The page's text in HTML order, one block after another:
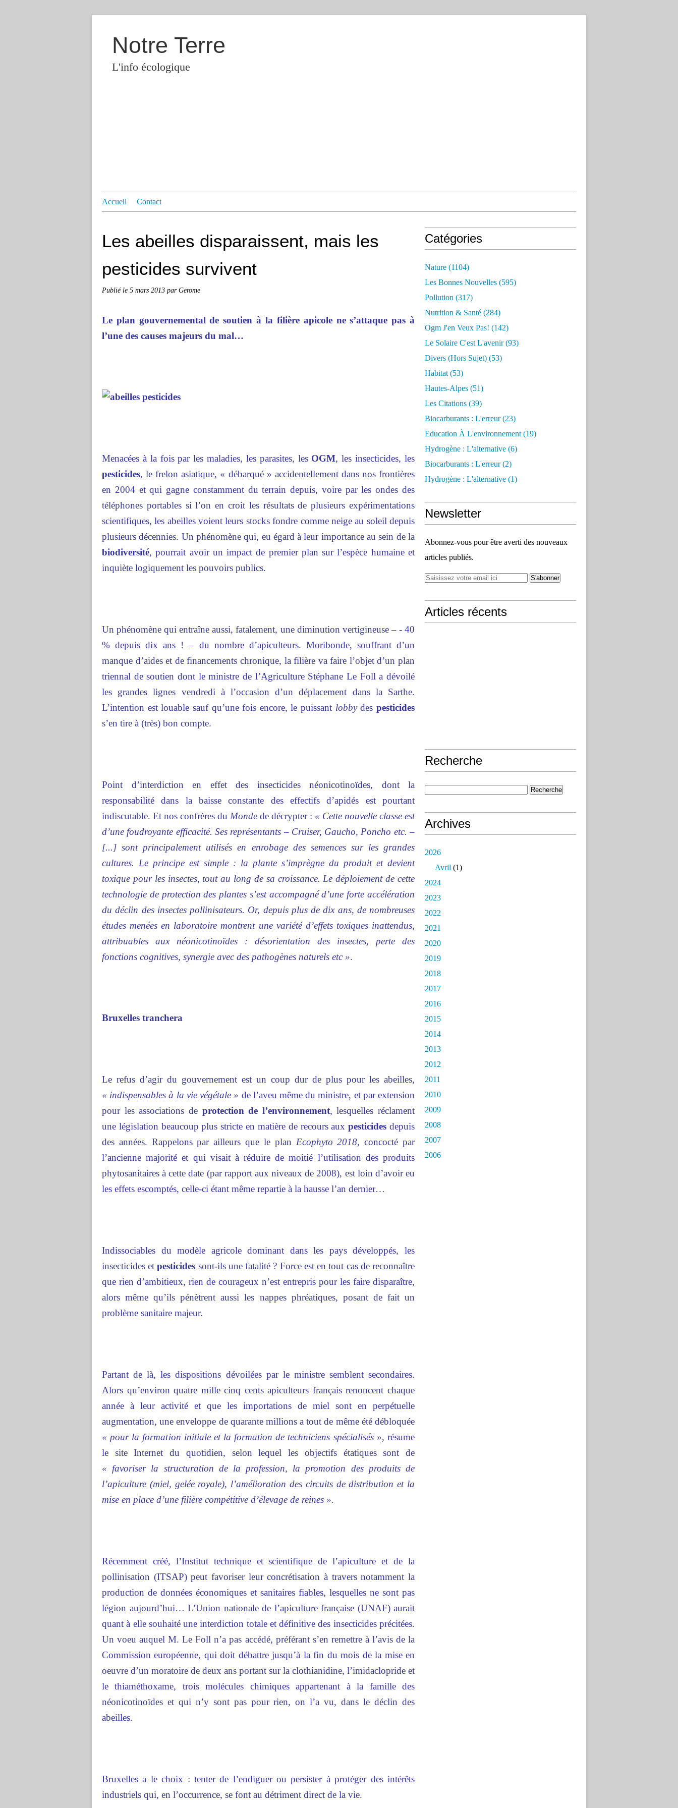
Notre Terre
L'info écologique
Accueil Contact
Les abeilles disparaissent, mais les
pesticides survivent
Publié le 5 mars 2013 par Gerome
Le plan gouvernemental de soutien à la filière apicole ne s’attaque pas à
l’une des causes majeurs du mal…
Menacées à la fois par les maladies, les parasites, les OGM, les insecticides, les
pesticides, le frelon asiatique, « débarqué » accidentellement dans nos frontières
en 2004 et qui gagne constamment du terrain depuis, voire par les ondes des
téléphones portables si l’on en croit les résultats de plusieurs expérimentations
scientifiques, les abeilles voient leurs stocks fondre comme neige au soleil depuis
plusieurs décennies. Un phénomène qui, eu égard à leur importance au sein de la
biodiversité, pourrait avoir un impact de premier plan sur l’espèce humaine et
inquiète logiquement les pouvoirs publics.
Un phénomène qui entraîne aussi, fatalement, une diminution vertigineuse – - 40
% depuis dix ans ! – du nombre d’apiculteurs. Moribonde, souffrant d’un
manque d’aides et de financements chronique, la filière va faire l’objet d’un plan
triennal de soutien dont le ministre de l’Agriculture Stéphane Le Foll a dévoilé
les grandes lignes vendredi à l’occasion d’un déplacement dans la Sarthe.
L’intention est louable sauf qu’une fois encore, le puissant lobbydespesticides
s’en tire à (très) bon compte.
Point d’interdiction en effet des insecticides néonicotinoïdes, dont la
responsabilité dans la baisse constante des effectifs d’apidés est pourtant
indiscutable. Et nos confrères du Monde de décrypter : « Cette nouvelle classe est
d’une foudroyante efficacité. Ses représentants – Cruiser, Gaucho, Poncho etc. –
[...] sont principalement utilisés en enrobage des semences sur les grandes
cultures. Le principe est simple : la plante s’imprègne du produit et devient
toxique pour les insectes, tout au long de sa croissance. Le déploiement de cette
technologie de protection des plantes s’est accompagné d’une forte accélération
du déclin des insectes pollinisateurs. Or, depuis plus de dix ans, de nombreuses
études menées en laboratoire montrent une variété d’effets toxiques inattendus,
attribuables aux néonicotinoïdes : désorientation des insectes, perte des
fonctions cognitives, synergie avec des pathogènes naturels etc ».
Bruxelles tranchera
Le refus d’agir du gouvernement est un coup dur de plus pour les abeilles,
« indispensables à la vie végétale » de l’aveu même du ministre, et par extension
pour les associations de protection de l’environnement, lesquelles réclament
une législation beaucoup plus stricte en matière de recours auxpesticides depuis
des années. Rappelons par ailleurs que le plan Ecophyto 2018, concocté par
l’ancienne majorité et qui visait à réduire de moitié l’utilisation des produits
phytosanitaires à cette date (par rapport aux niveaux de 2008), est loin d’avoir eu
les effets escomptés, celle-ci étant même repartie à la hausse l’an dernier…
Indissociables du modèle agricole dominant dans les pays développés, les
insecticides etpesticides sont-ils une fatalité ? Force est en tout cas de reconnaître
que rien d’ambitieux, rien de courageux n’est entrepris pour les faire disparaître,
alors même qu’ils pénètrent aussi les nappes phréatiques, posant de fait un
problème sanitaire majeur.
Partant de là, les dispositions dévoilées par le ministre semblent secondaires.
Alors qu’environ quatre mille cinq cents apiculteurs français renoncent chaque
année à leur activité et que les importations de miel sont en perpétuelle
augmentation, une enveloppe de quarante millions a tout de même été débloquée
« pour la formation initiale et la formation de techniciens spécialisés », résume
le site Internet du quotidien, selon lequel les objectifs étatiques sont de
« favoriser la structuration de la profession, la promotion des produits de
l’apiculture (miel, gelée royale), l’amélioration des circuits de distribution et la
mise en place d’une filière compétitive d’élevage de reines ».
Récemment créé, l’Institut technique et scientifique de l’apiculture et de la
pollinisation (ITSAP) peut favoriser leur concrétisation à travers notamment la
production de données économiques et sanitaires fiables, lesquelles ne sont pas
légion aujourd’hui… L’Union nationale de l’apiculture française (UNAF) aurait
quant à elle souhaité une interdiction totale et définitive des insecticides précitées.
Un voeu auquel M. Le Foll n’a pas accédé, préférant s’en remettre à l’avis de la
Commission européenne, qui doit débattre jusqu’à la fin du mois de la mise en
oeuvre d’un moratoire de deux ans portant sur la clothianidine, l’imidaclopride et
le thiaméthoxame, trois molécules chimiques appartenant à la famille des
néonicotinoïdes et qui n’y sont pas pour rien, on l’a vu, dans le déclin des
abeilles.
Bruxelles a le choix : tenter de l’endiguer ou persister à protéger des intérêts
industriels qui, en l’occurrence, se font au détriment direct de la vie.
Catégories
Nature (1104)
Les Bonnes Nouvelles (595)
Pollution (317)
Nutrition & Santé (284)
Ogm J'en Veux Pas! (142)
Le Solaire C'est L'avenir(93)
Divers (hors Sujet) (53)
Habitat (53)
Hautes-Alpes (51)
Les Citations (39)
Biocarburants : L'erreur(23)
Education À L'environnement (19)
Hydrogène : L'alternative (6)
Biocarburants : L'erreur(2)
Hydrogène : L'alternative (1)
Newsletter
Abonnez-vous pour être averti des nouveaux
articles publiés.
Articles récents
Recherche
Archives
2026
Avril (1)
2024
2023
2022
2021
2020
2019
2018
2017
2016
2015
2014
2013
2012
2011
2010
2009
2008
2007
2006